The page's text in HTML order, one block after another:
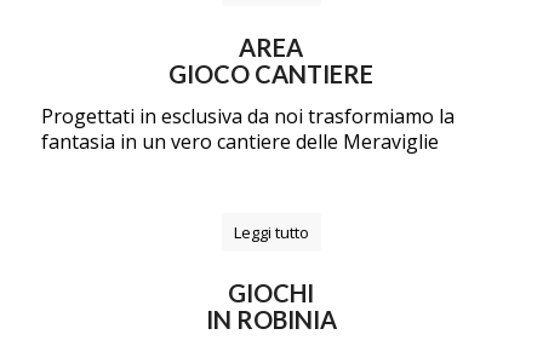
AREA
GIOCO CANTIERE
Progettati in esclusiva da noi trasformiamo la
fantasia in un vero cantiere delle Meraviglie
Leggi tutto
GIOCHI
IN ROBINIA